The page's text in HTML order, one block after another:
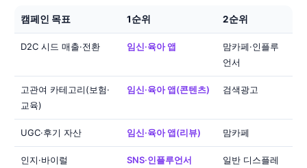
캠페인 목표 1순위 2순위
D2C 시드 매출·전환 임신·육아 앱
맘카페·인플루
언서
고관여 카테고리(보험·
교육)
임신·육아 앱(콘텐츠) 검색광고
UGC·후기 자산 임신·육아 앱(리뷰) 맘카페
인지·바이럴 SNS·인플루언서
일반 디스플레